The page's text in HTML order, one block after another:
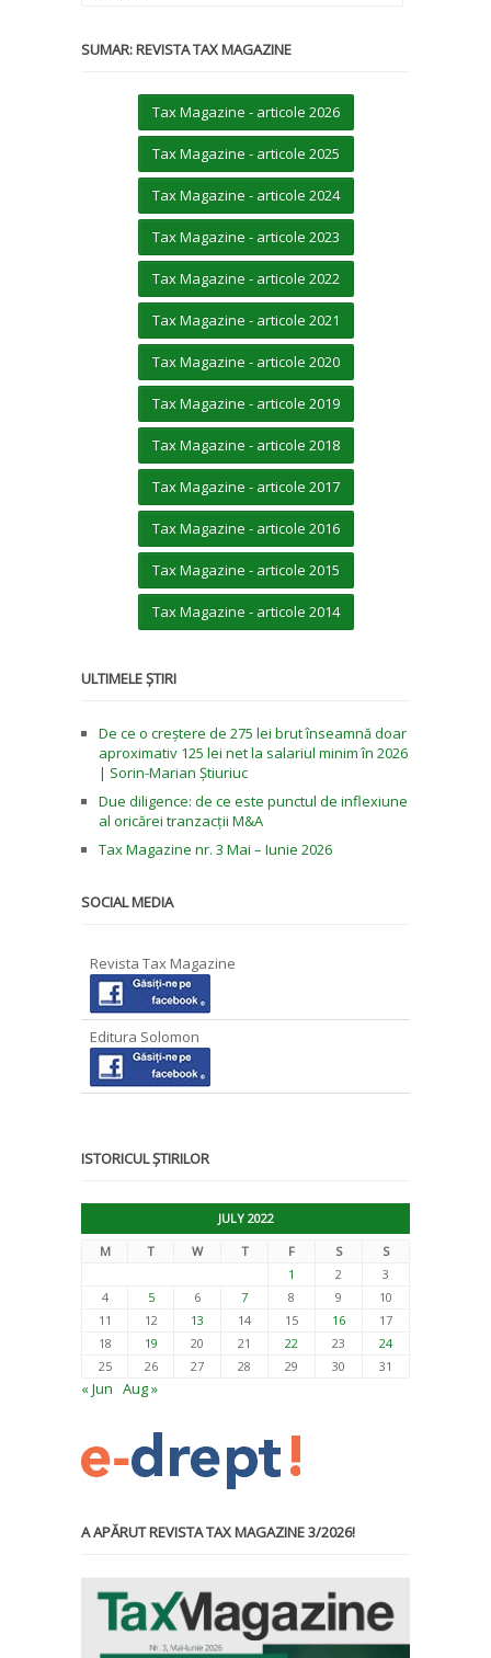
SUMAR: REVISTA TAX MAGAZINE
Tax Magazine - articole 2026
Tax Magazine - articole 2025
Tax Magazine - articole 2024
Tax Magazine - articole 2023
Tax Magazine - articole 2022
Tax Magazine - articole 2021
Tax Magazine - articole 2020
Tax Magazine - articole 2019
Tax Magazine - articole 2018
Tax Magazine - articole 2017
Tax Magazine - articole 2016
Tax Magazine - articole 2015
Tax Magazine - articole 2014
ULTIMELE ȘTIRI
De ce o creștere de 275 lei brut înseamnă doar
aproximativ 125 lei net la salariul minim în 2026
| Sorin-Marian Știuriuc
Due diligence: de ce este punctul de inflexiune
al oricărei tranzacții M&A
Tax Magazine nr. 3 Mai – Iunie 2026
SOCIAL MEDIA
Revista Tax Magazine
Editura Solomon
ISTORICUL ȘTIRILOR
JULY 2022
M
T W T F S
S
1
2
3
4
5 6 7 8 9
10
11
12 13 14 15 16
17
18
19 20 21 22 23
24
25
26 27 28 29 30 31
« Jun Aug »
A APĂRUT REVISTA TAX MAGAZINE 3/2026!